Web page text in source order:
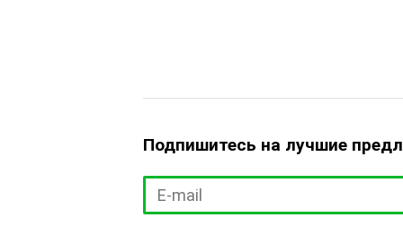
Подпишитесь на лучшие